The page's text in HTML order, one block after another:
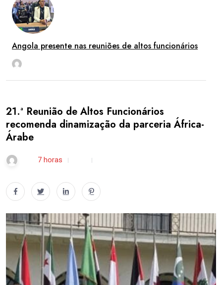
Angola presente nas reuniões de altos funcionários
21.ª Reunião de Altos Funcionários
recomenda dinamização da parceria África-
Árabe
7 horas